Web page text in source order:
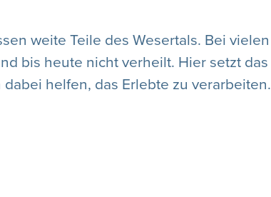
weite Teile des Wesertals. Bei vielen
bis heute nicht verheilt. Hier setzt das
helfen, das Erlebte zu verarbeiten.